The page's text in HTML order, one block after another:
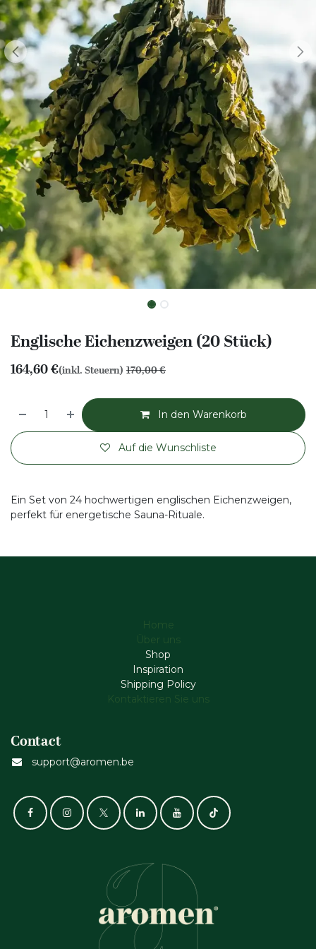
Englische Eichenzweigen (20 Stück)
164,60€(inkl. Steuern) 170,00€
In den Warenkorb
Auf die Wunschliste
Ein Set von 24 hochwertigen englischen Eichenzweigen,
perfekt für energetische Sauna-Rituale.
Home
Über uns
Shop
Inspiration
Shipping Policy
Kontaktieren Sie uns
Contact
support@aromen.be